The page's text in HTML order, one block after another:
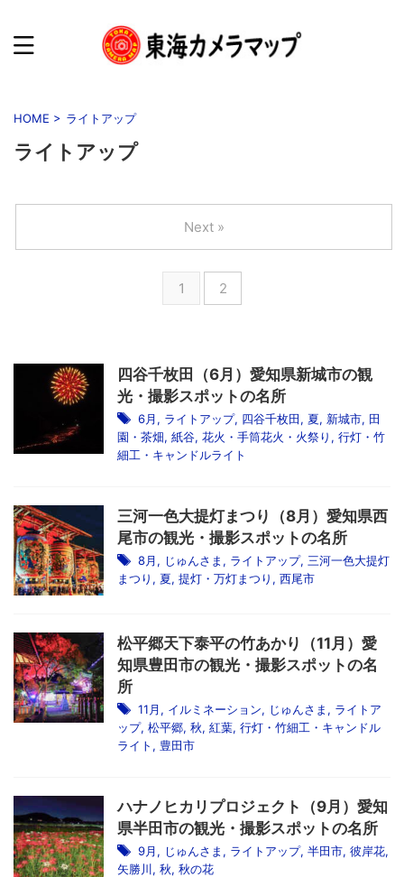
HOME > ライトアップ
ライトアップ
1 2
Next »
四谷千枚田（6月）愛知県新城市の観
光・撮影スポットの名所
6月, ライトアップ, 四谷千枚田, 夏, 新城市, 田
園・茶畑, 紙谷, 花火・手筒花火・火祭り , 行灯・竹
細工・キャンドルライト
三河一色大提灯まつり（8月）愛知県西
尾市の観光・撮影スポットの名所
8月, じゅんさま , ライトアップ, 三河一色大提灯
まつり , 夏, 提灯・万灯まつり , 西尾市
松平郷天下泰平の竹あかり（11月）愛
知県豊田市の観光・撮影スポットの名
所
11月, イルミネーション, じゅんさま , ライトア
ップ, 松平郷, 秋, 紅葉, 行灯・竹細工・キャンドル
ライト , 豊田市
ハナノヒカリプロジェクト（9月）愛知
県半田市の観光・撮影スポットの名所
9月, じゅんさま , ライトアップ, 半田市, 彼岸花,
矢勝川, 秋, 秋の花